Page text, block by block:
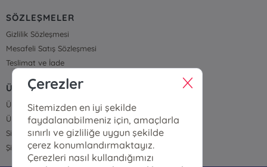
SÖZLEŞMELER
Gizlilik Sözleşmesi
Mesafeli Satış Sözleşmesi
Teslimat ve İade
ÜYELİK VE SİPARİŞ
Üye Girişi
Üye Ol
Sipariş Takip
Şifremi Unuttum
Çerezler
Sitemizden en iyi şekilde
faydalanabilmeniz için, amaçlarla
sınırlı ve gizliliğe uygun şekilde
çerez konumlandırmaktayız.
Çerezleri nasıl kullandığımızı